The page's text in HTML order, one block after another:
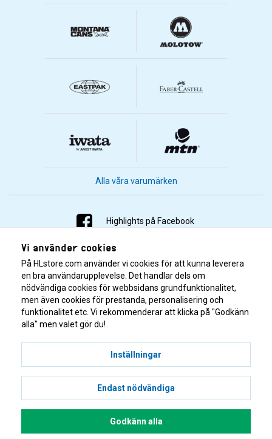
Alla våra varumärken
Highlights på Facebook
Highlights på Instagram
Highlights på Youtube
Highlights på Tiktok
© 2001–2026 Highlights/KR Distribution AB.
Vi använder cookies
På HLstore.com använder vi cookies för att kunna leverera
en bra användarupplevelse. Det handlar dels om
nödvändiga cookies för webbsidans grundfunktionalitet,
men även cookies för prestanda, personalisering och
funktionalitet etc. Vi rekommenderar att klicka på "Godkänn
alla" men valet gör du!
Inställningar
Endast nödvändiga
Godkänn alla